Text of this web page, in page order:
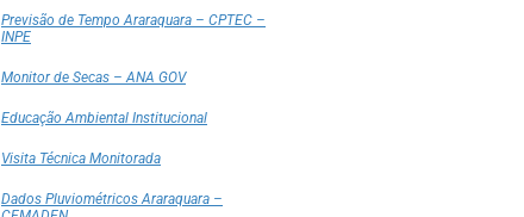
Previsão de Tempo Araraquara – CPTEC –
INPE
Monitor de Secas – ANA GOV
Educação Ambiental Institucional
Visita Técnica Monitorada
Dados Pluviométricos Araraquara –